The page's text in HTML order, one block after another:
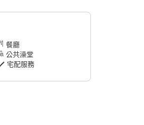
餐廳
公共澡堂
宅配服務